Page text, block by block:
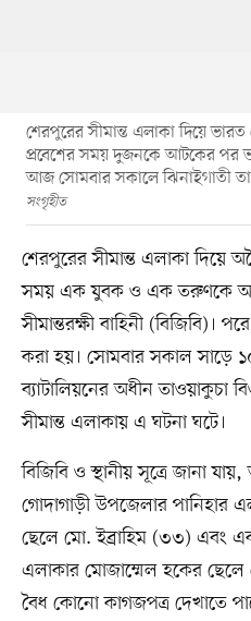
শেরপুরের সীমান্ত এলাকা দিয়ে
প্রবেশের সময় দুজনকে আটকের পর
আজ সোমবার সকালে ঝিনাইগাতী
সংগৃহীত
শেরপুরের সীমান্ত এলাকা দিয়ে
সময় এক যুবক ও এক তরুণকে
সীমান্তরক্ষী বাহিনী (বিজিবি)।
করা হয়। সোমবার সকাল সাড়ে
ব্যাটালিয়নের অধীন তাওয়াকুচা
সীমান্ত এলাকায় এ ঘটনা ঘটে।
বিজিবি ও স্থানীয় সূত্রে জানা
গোদাগাড়ী উপজেলার পানিহার
ছেলে মো. ইব্রাহিম (৩৩) এবং
এলাকার মোজাম্মেল হকের
বৈধ কোনো কাগজপত্র দেখাতে